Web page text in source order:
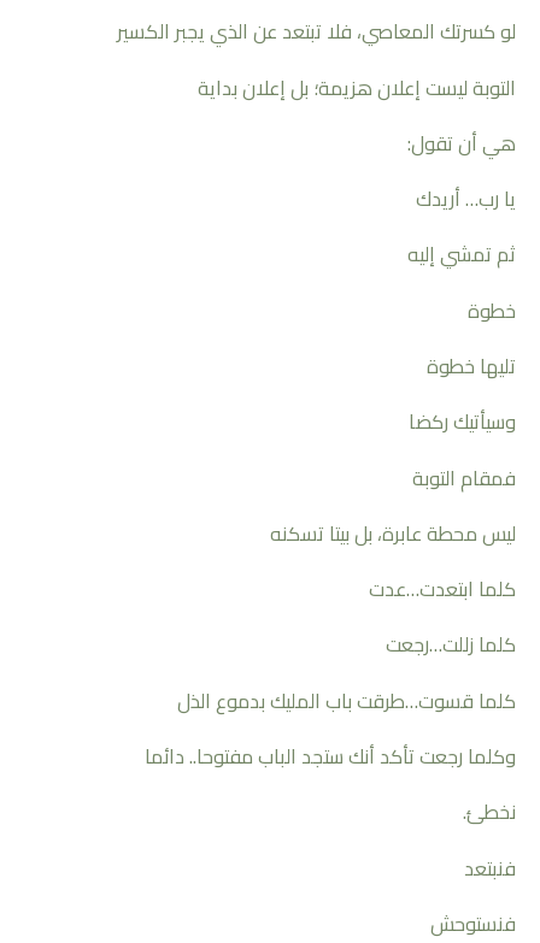
لو كسرتك المعاصي، فلا تبتعد عن الذي يجبر الكسير
التوبة ليست إعلان هزيمة؛ بل إعلان بداية
هي أن تقول:
يا رب… أريدك
ثم تمشي إليه
خطوة
تليها خطوة
وسيأتيك ركضا
فمقام التوبة
ليس محطة عابرة، بل بيتا تسكنه
كلما ابتعدت…عدت
كلما زللت…رجعت
كلما قسوت…طرقت باب المليك بدموع الذل
وكلما رجعت تأكد أنك ستجد الباب مفتوحا.. دائما
نخطئ.
فنبتعد
فنستوحش